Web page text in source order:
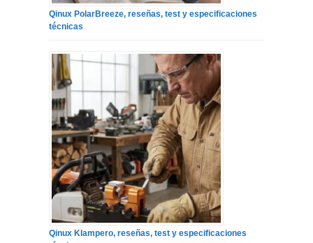
Qinux PolarBreeze, reseñas, test y especificaciones
técnicas
Qinux Klampero, reseñas, test y especificaciones